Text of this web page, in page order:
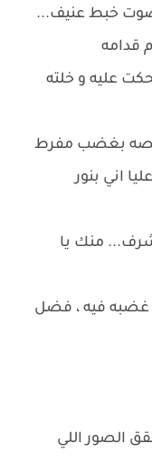
صوت خبط عنيف...
قدامه
عليه و خلته
بغضب مفرط
اني بنور
منك يا
غضبه فيه ، فضل
الصور اللي